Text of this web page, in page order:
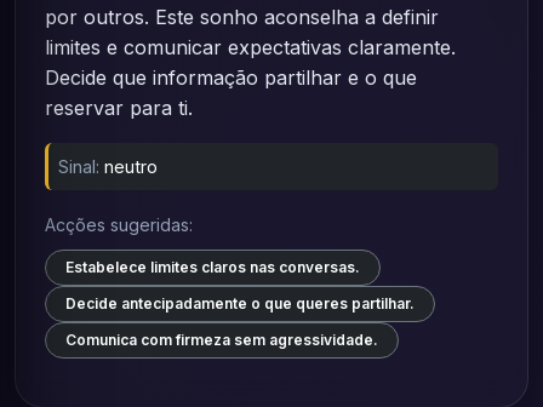
por outros. Este sonho aconselha a definir
limites e comunicar expectativas claramente.
Decide que informação partilhar e o que
reservar para ti.
Sinal: neutro
Acções sugeridas:
Estabelece limites claros nas conversas.
Decide antecipadamente o que queres partilhar.
Comunica com firmeza sem agressividade.